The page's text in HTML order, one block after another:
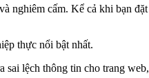
nghiêm cấm. Kể cả khi bạn
thực nổi bật nhất.
lệch thông tin cho trang